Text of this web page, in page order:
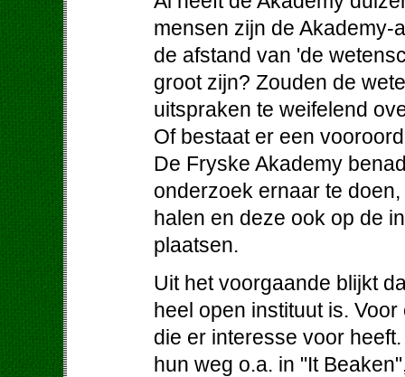
mensen zijn de Akademy-
de afstand van 'de
groot zijn? Zouden de
uitspraken te weifelend
Of bestaat er een
De Fryske Akademy
onderzoek ernaar te
halen en deze ook op de
plaatsen.
Uit het voorgaande blijkt
heel open instituut is.
die er interesse voor
hun weg o.a. in "It